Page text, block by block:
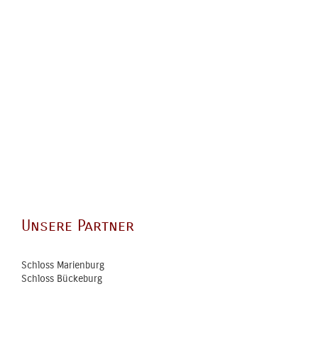
Unsere Partner
Schloss Marienburg
Schloss Bückeburg